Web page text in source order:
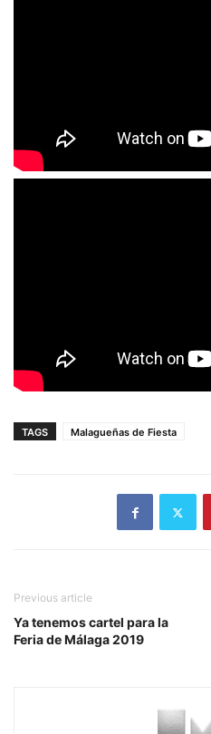
TAGS Malagueñas de Fiesta
Previous article
Ya tenemos cartel para la
Feria de Málaga 2019